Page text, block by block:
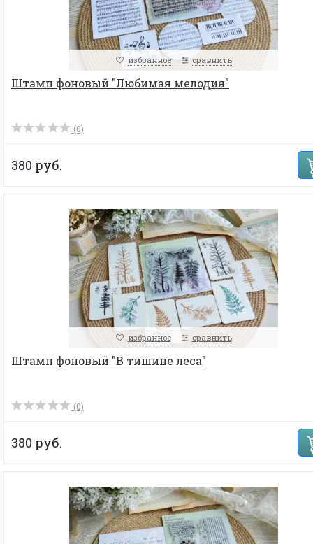
избранное сравнить
Штамп фоновый "Любимая мелодия"
(0)
380 руб.
избранное сравнить
Штамп фоновый "В тишине леса"
(0)
380 руб.